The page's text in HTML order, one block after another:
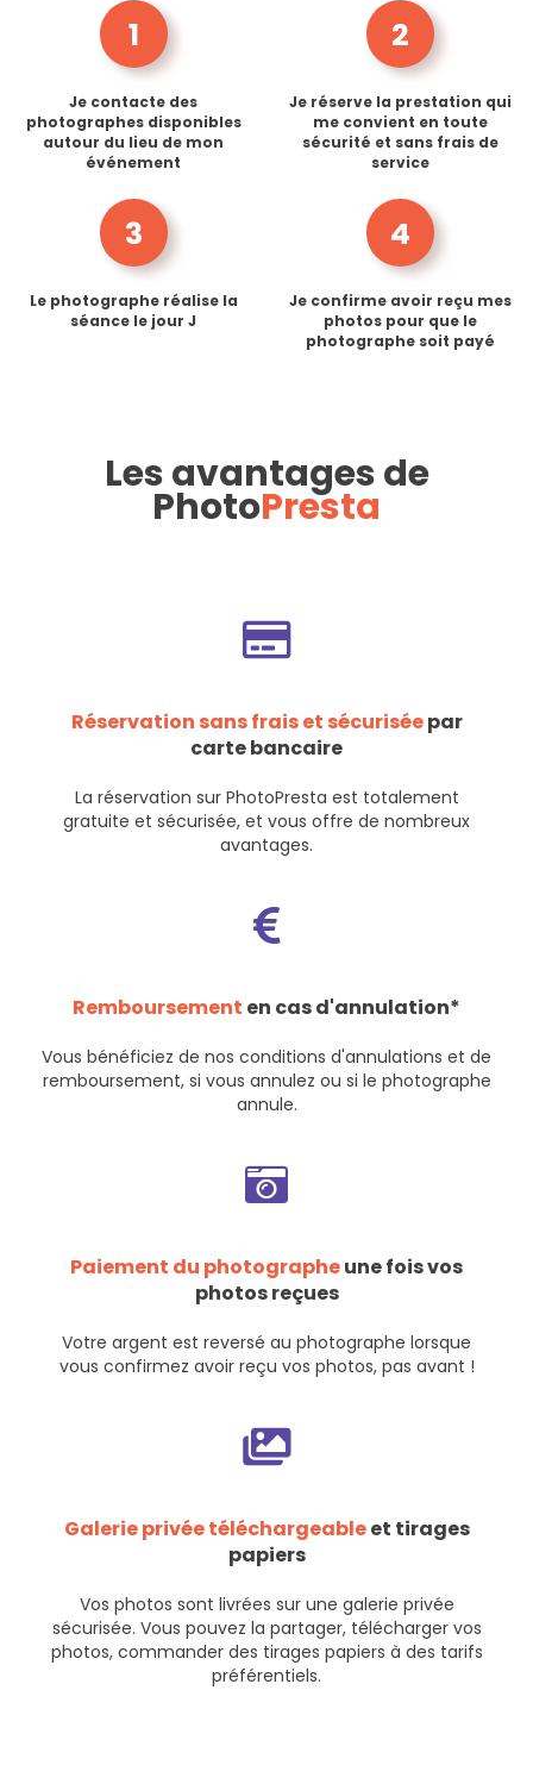
1
Je contacte des
photographes disponibles
autour du lieu de mon
événement
2
Je réserve la prestation qui
me convient en toute
sécurité et sans frais de
service
3
Le photographe réalise la
séance le jour J
4
Je confirme avoir reçu mes
photos pour que le
photographe soit payé
Les avantages de
PhotoPresta
Réservation sans frais et sécuriséepar
carte bancaire
La réservation sur PhotoPresta est totalement
gratuite et sécurisée, et vous offre de nombreux
avantages.
Remboursement en cas d'annulation*
Vous bénéficiez de nos conditions d'annulations et de
remboursement, si vous annulez ou si le photographe
annule.
Paiement du photographeune fois vos
photos reçues
Votre argent est reversé au photographe lorsque
vous confirmez avoir reçu vos photos, pas avant !
Galerie privée téléchargeableet tirages
papiers
Vos photos sont livrées sur une galerie privée
sécurisée. Vous pouvez la partager, télécharger vos
photos, commander des tirages papiers à des tarifs
préférentiels.